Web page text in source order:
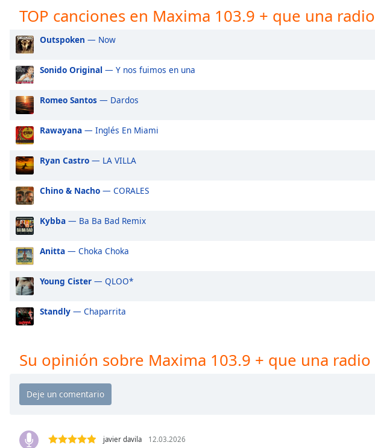
Subtitles
subtitles
settings
opens
subtitles
settings
dialog
off
selected
Audio
Picture-
Picture
Fullscreen
This
modal
dialog
Escape
close
TOP canciones en Maxima 103.9 + que una radio
Outspoken — Now
Sonido Original — Y nos fuimos en una
Romeo Santos — Dardos
Rawayana — Inglés En Miami
Ryan Castro — LA VILLA
Chino & Nacho — CORALES
Kybba — Ba Ba Bad Remix
Anitta — Choka Choka
Young Cister — QLOO*
Standly — Chaparrita
Su opinión sobre Maxima 103.9 + que una radio
javier davila 12.03.2026